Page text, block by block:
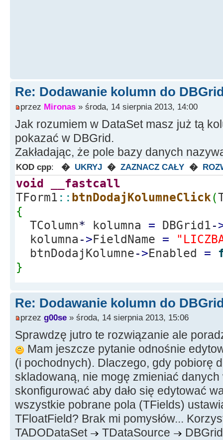
Re: Dodawanie kolumn do
przez Mironas » środa, 14 sierpnia 2013, 14:00
Jak rozumiem w DataSet masz już tą
pokazać w DBGrid.
Zakładając, że pole bazy danych
KOD cpp: � UKRYJ � ZAZNACZ CAŁY �
void
__fastcall
TForm1 :: btnDodajKolumneClick(
{
TColumn* kolumna = DBGrid1-
kolumna ->FieldName =
btnDodajKolumne->Enabled =
}
Re: Dodawanie kolumn do
przez g00se » środa, 14 sierpnia 2013, 15:06
Sprawdzę jutro te rozwiązanie ale
Mam jeszcze pytanie odnośnie
(i pochodnych). Dlaczego, gdy pobiorę
skladowaną, nie mogę zmieniać
skonfigurować aby dało się edytować
wszystkie pobrane pola (TFields)
TFloatField? Brak mi pomysłów...
TADODataSet
TDataSource